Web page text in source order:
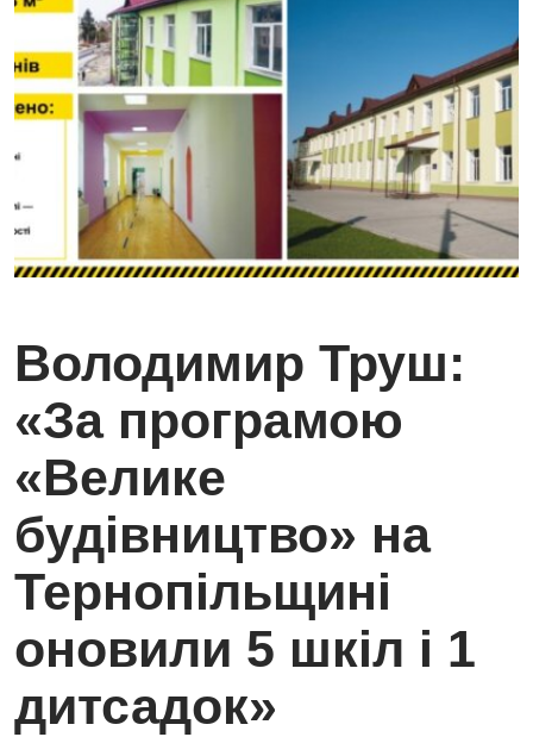
Володимир Труш:
«За програмою
«Велике
будівництво» на
Тернопільщині
оновили 5 шкіл і 1
дитсадок»